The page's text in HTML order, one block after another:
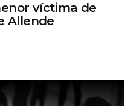
víctima de
Allende